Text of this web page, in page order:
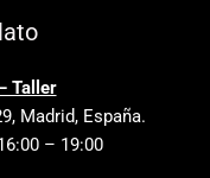
Taller
Madrid, España.
– 19:00